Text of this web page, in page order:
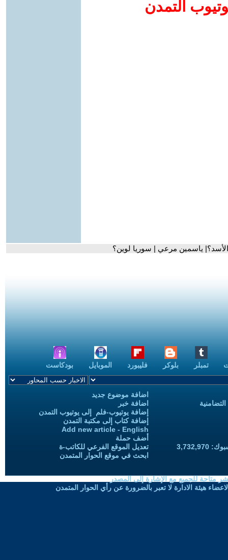
التمدن
ياسمين مرعي | سوريا لوين؟
تمبلر بلوكر فليبورد الموبايل بودكاست
اضافة موضوع جديد
اضافة خبر
إضافة يوتيوب-فلم إلى يوتيوب التمدن
إضافة كتاب إلى مكتبة التمدن
Add new article - English
أضف حملة
تعديل الموقع الفرعي للكاتب-ة
ابحث في موقع الحوار المتمدن
متاحة للجميع مع الإشارة إلى المصدر
هيئة الادارة لا تعبر بالضرورة عن رأي الحوار المتمدن